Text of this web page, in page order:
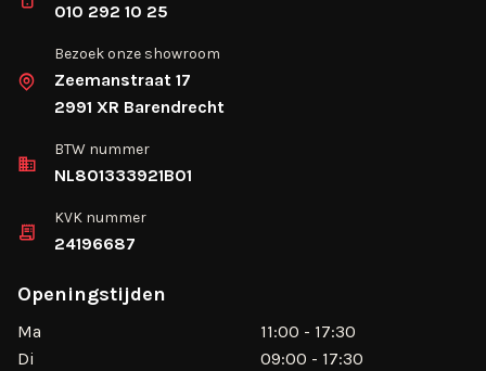
010 292 10 25
Bezoek onze showroom
Zeemanstraat 17
2991 XR Barendrecht
BTW nummer
NL801333921B01
KVK nummer
24196687
Openingstijden
Ma
11:00 - 17:30
Di
09:00 - 17:30